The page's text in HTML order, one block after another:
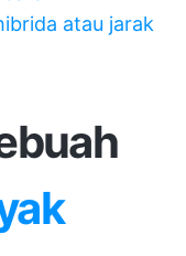
atau jarak